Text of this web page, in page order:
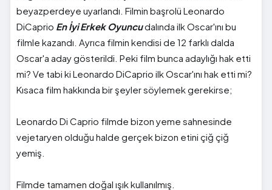
beyazperdeye uyarlandı. Filmin başrolü Leonardo
DiCaprio En İyi Erkek Oyuncudalında ilk Oscar'ını bu
filmle kazandı. Ayrıca filmin kendisi de 12 farklı dalda
Oscar'a aday gösterildi. Peki film bunca adaylığı hak etti
mi? Ve tabi ki Leonardo DiCaprio ilk Oscar'ını hak etti mi?
Kısaca film hakkında bir şeyler söylemek gerekirse;
Leonardo Di Caprio filmde bizon yeme sahnesinde
vejetaryen olduğu halde gerçek bizon etini çiğ çiğ
yemiş.
Filmde tamamen doğal ışık kullanılmış.